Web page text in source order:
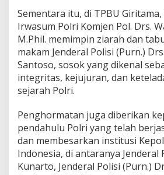
a
n
g
H
a
r
i
y
a
n
g
k
a
Sementara itu, di TPBU
Irwasum Polri Komjen Pol. Drs.
M.Phil. memimpin ziarah dan
makam Jenderal Polisi (Purn.)
Santoso, sosok yang dikenal
integritas, kejujuran, dan
sejarah Polri.
Penghormatan juga diberikan
pendahulu Polri yang telah
dan membesarkan institusi
Indonesia, di antaranya Jenderal
Kunarto, Jenderal Polisi (Purn.)